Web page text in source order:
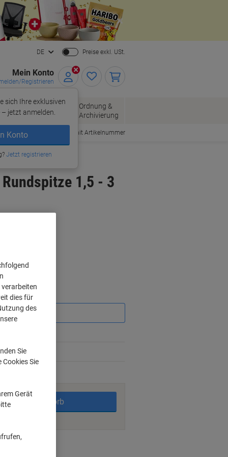
Close
DE Preise exkl. USt.
Mein Konto
Registrieren
sich Ihre exklusiven
jetzt anmelden.
Konto
Jetzt registrieren
Bürobedarf
Ordnung &
Archivierung
Bestellen mit Artikelnummer
1,5 - 3
In den Warenkorb
dies für
des
Sie
Sie
Gerät